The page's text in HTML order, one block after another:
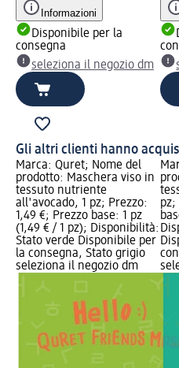
Informazioni
Disponibile per la
consegna
seleziona il negozio dm
Gli altri clienti hanno
Marca: Quret; Nome del
prodotto: Maschera viso in
tessuto nutriente
all'avocado, 1 pz; Prezzo:
1,49 €; Prezzo base: 1 pz
(1,49 € / 1 pz); Disponibilità:
Stato verde Disponibile per
la consegna, Stato grigio
seleziona il negozio dm
pz;